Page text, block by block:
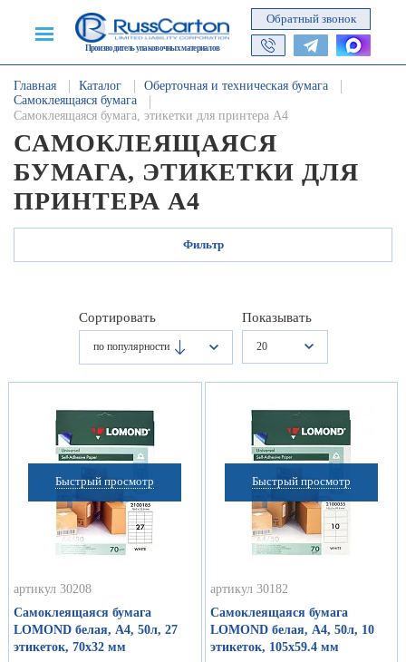
Производитель упаковочных материалов
Обратный звонок
Главная Каталог
Оберточная и техническая бумага
Самоклеящаяся бумага
Самоклеящаяся бумага, этикетки для принтера А4
САМОКЛЕЯЩАЯСЯ
БУМАГА, ЭТИКЕТКИ ДЛЯ
ПРИНТЕРА А4
Фильтр
Сортировать
по популярности
Показывать
20
Быстрый просмотр
артикул 30208
Самоклеящаяся бумага
LOMOND белая, А4, 50л, 27
этикеток, 70х32 мм
Быстрый просмотр
артикул 30182
Самоклеящаяся бумага
LOMOND белая, А4, 50л, 10
этикеток, 105х59.4 мм